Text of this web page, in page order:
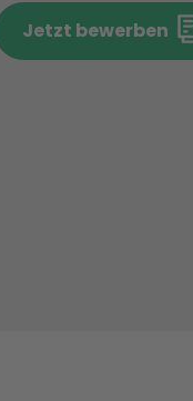
Jetzt bewerben